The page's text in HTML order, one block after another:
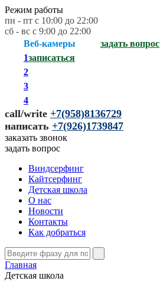
Режим работы
пн - пт с 10:00 до 22:00
сб - вс с 9:00 до 22:00
Веб-камеры
задать вопрос
1
2
3
4
записаться
call/write +7(958)8136729
написать +7(926)1739847
заказать звонок
задать вопрос
Виндсерфинг
Кайтсерфинг
Детская школа
О нас
Новости
Контакты
Как добраться
Главная
Детская школа